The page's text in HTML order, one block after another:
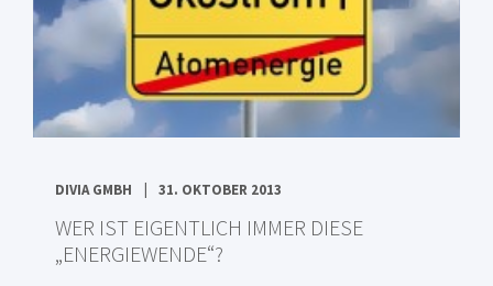
DIVIA GMBH 31. OKTOBER 2013
WER IST EIGENTLICH IMMER DIESE
„ENERGIEWENDE“?